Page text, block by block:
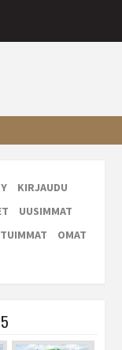
KIRJAUDU
UUSIMMAT
OMAT